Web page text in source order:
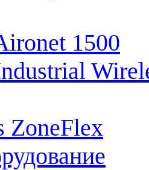
1500
ZoneFlex